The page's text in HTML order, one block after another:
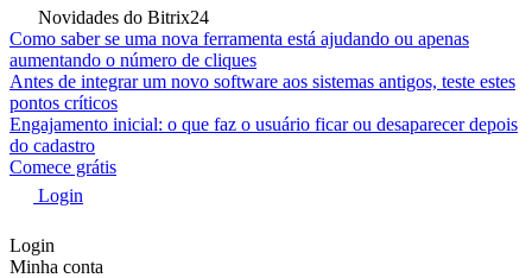
Novidades do Bitrix24
Como saber se uma nova ferramenta está ajudando ou apenas
aumentando o número de cliques
Antes de integrar um novo software aos sistemas antigos, teste estes
pontos críticos
Engajamento inicial: o que faz o usuário ficar ou desaparecer depois
do cadastro
Comece grátis
Login
Login
Minha conta